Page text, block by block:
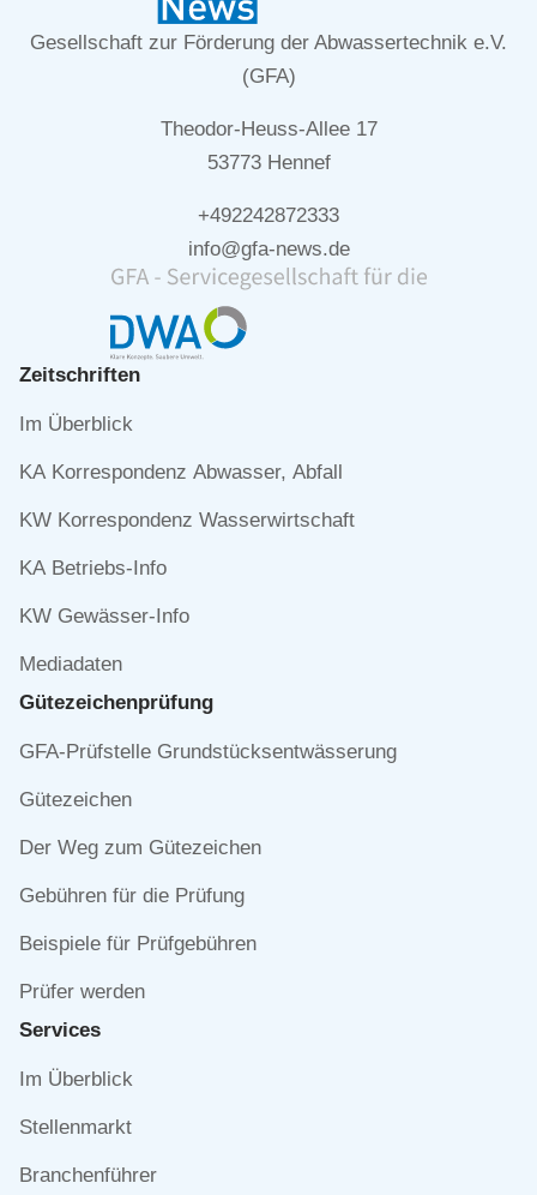
Gesellschaft zur Förderung der Abwassertechnik e.V.
(GFA)
Theodor-Heuss-Allee 17
53773 Hennef
+492242872333
info@gfa-news.de
Zeitschriften
Navigation
Im Überblick
KA Korrespondenz Abwasser, Abfall
KW Korrespondenz Wasserwirtschaft
KA Betriebs-Info
KW Gewässer-Info
Mediadaten
Gütezeichen­prüfung
Navigation
GFA-Prüfstelle Grundstücksentwässerung
Gütezeichen
Der Weg zum Gütezeichen
Gebühren für die Prüfung
Beispiele für Prüfgebühren
Prüfer werden
Services
Navigation
Im Überblick
Stellenmarkt
Branchenführer